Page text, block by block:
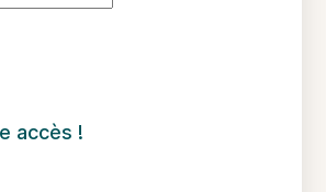
accès !